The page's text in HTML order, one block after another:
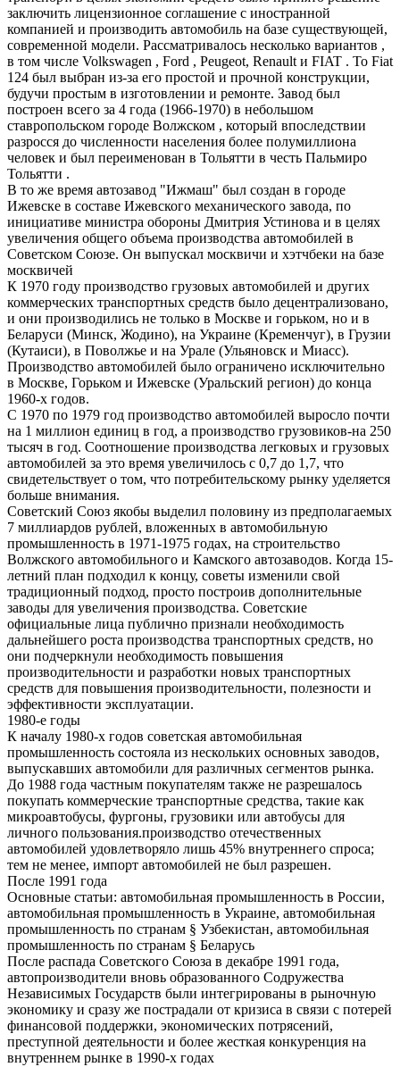
заключить лицензионное соглашение с иностранной
компанией и производить автомобиль на базе существующей,
современной модели. Рассматривалось несколько вариантов ,
в том числе Volkswagen , Ford , Peugeot, Renault и FIAT . То Fiat
124 был выбран из-за его простой и прочной конструкции,
будучи простым в изготовлении и ремонте. Завод был
построен всего за 4 года (1966-1970) в небольшом
ставропольском городе Волжском , который впоследствии
разросся до численности населения более полумиллиона
человек и был переименован в Тольятти в честь Пальмиро
Тольятти .
В то же время автозавод "Ижмаш" был создан в городе
Ижевске в составе Ижевского механического завода, по
инициативе министра обороны Дмитрия Устинова и в целях
увеличения общего объема производства автомобилей в
Советском Союзе. Он выпускал москвичи и хэтчбеки на базе
москвичей
К 1970 году производство грузовых автомобилей и других
коммерческих транспортных средств было децентрализовано,
и они производились не только в Москве и горьком, но и в
Беларуси (Минск, Жодино), на Украине (Кременчуг), в Грузии
(Кутаиси), в Поволжье и на Урале (Ульяновск и Миасс).
Производство автомобилей было ограничено исключительно
в Москве, Горьком и Ижевске (Уральский регион) до конца
1960-х годов.
С 1970 по 1979 год производство автомобилей выросло почти
на 1 миллион единиц в год, а производство грузовиков-на 250
тысяч в год. Соотношение производства легковых и грузовых
автомобилей за это время увеличилось с 0,7 до 1,7, что
свидетельствует о том, что потребительскому рынку уделяется
больше внимания.
Советский Союз якобы выделил половину из предполагаемых
7 миллиардов рублей, вложенных в автомобильную
промышленность в 1971-1975 годах, на строительство
Волжского автомобильного и Камского автозаводов. Когда 15-
летний план подходил к концу, советы изменили свой
традиционный подход, просто построив дополнительные
заводы для увеличения производства. Советские
официальные лица публично признали необходимость
дальнейшего роста производства транспортных средств, но
они подчеркнули необходимость повышения
производительности и разработки новых транспортных
средств для повышения производительности, полезности и
эффективности эксплуатации.
1980-е годы
К началу 1980-х годов советская автомобильная
промышленность состояла из нескольких основных заводов,
выпускавших автомобили для различных сегментов рынка.
До 1988 года частным покупателям также не разрешалось
покупать коммерческие транспортные средства, такие как
микроавтобусы, фургоны, грузовики или автобусы для
личного пользования.производство отечественных
автомобилей удовлетворяло лишь 45% внутреннего спроса;
тем не менее, импорт автомобилей не был разрешен.
После 1991 года
Основные статьи: автомобильная промышленность в России,
автомобильная промышленность в Украине, автомобильная
промышленность по странам § Узбекистан, автомобильная
промышленность по странам § Беларусь
После распада Советского Союза в декабре 1991 года,
автопроизводители вновь образованного Содружества
Независимых Государств были интегрированы в рыночную
экономику и сразу же пострадали от кризиса в связи с потерей
финансовой поддержки, экономических потрясений,
преступной деятельности и более жесткая конкуренция на
внутреннем рынке в 1990-х годах